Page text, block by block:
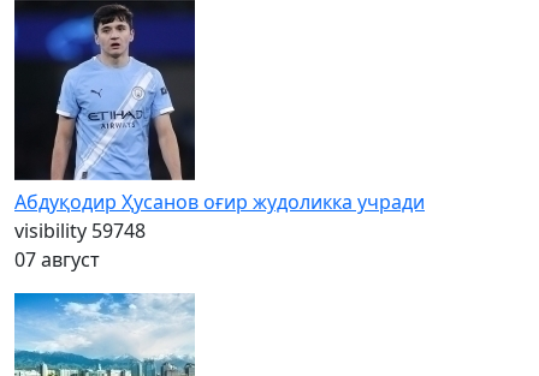
Абдуқодир Ҳусанов оғир жудоликка учради
visibility 59748
07 август